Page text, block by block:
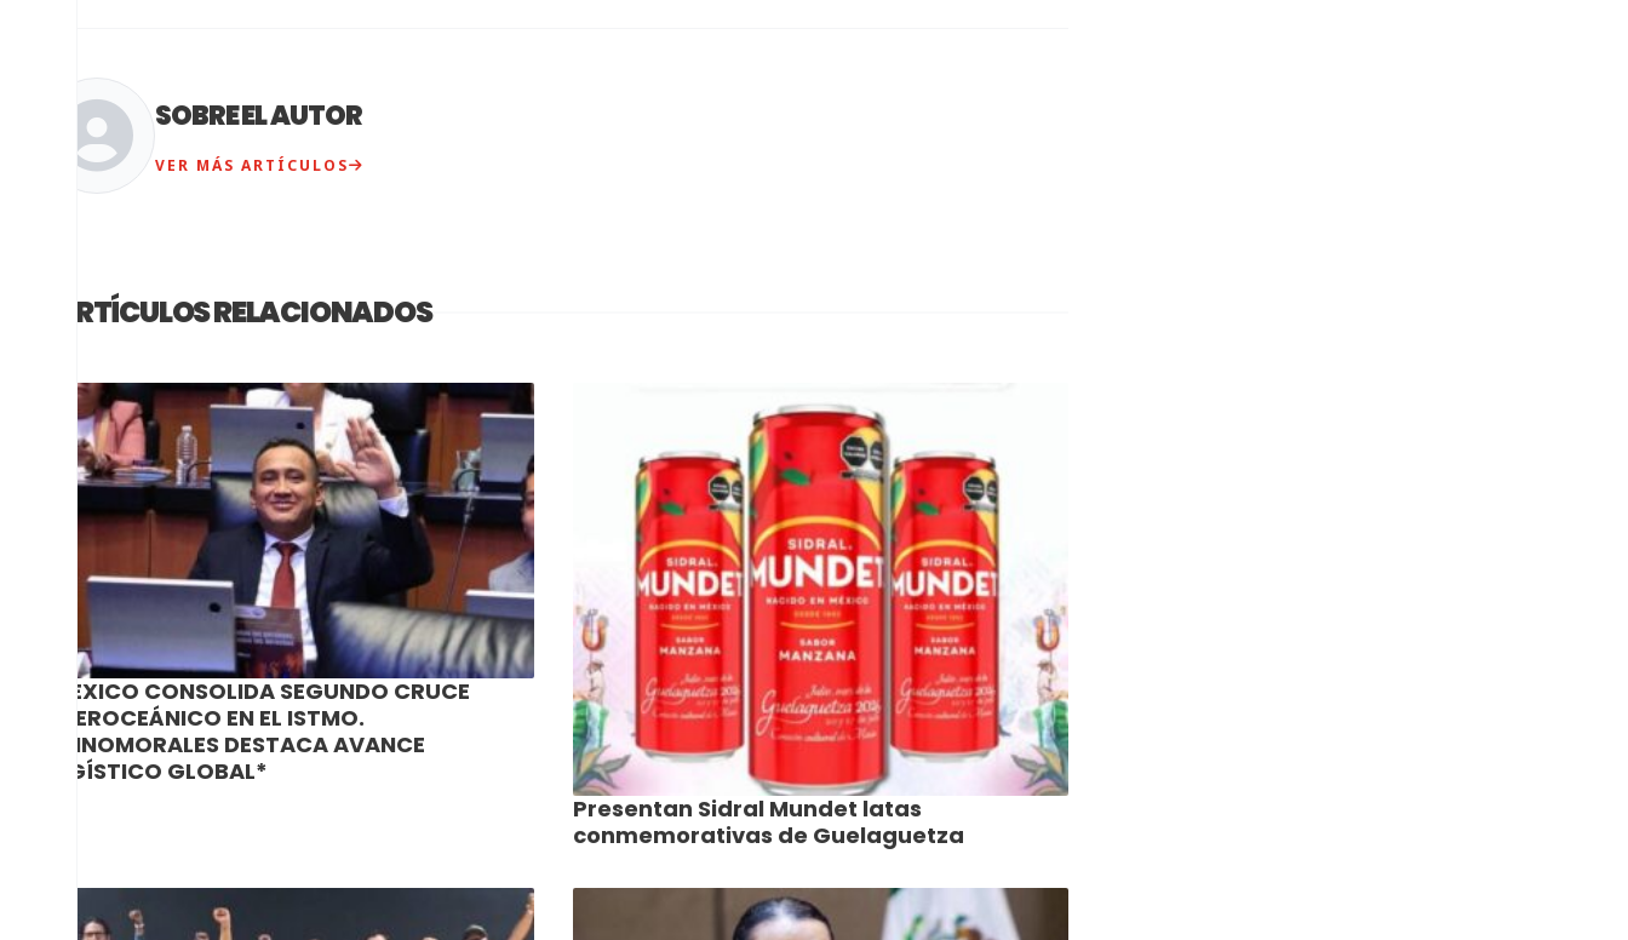
SOBRE EL AUTOR
VER MÁS ARTÍCULOS
ARTÍCULOS RELACIONADOS
*MEXICO CONSOLIDA SEGUNDO CRUCE
INTEROCEÁNICO EN EL ISTMO.
#NINOMORALES DESTACA AVANCE
LOGÍSTICO GLOBAL*
Presentan Sidral Mundet latas
conmemorativas de Guelaguetza